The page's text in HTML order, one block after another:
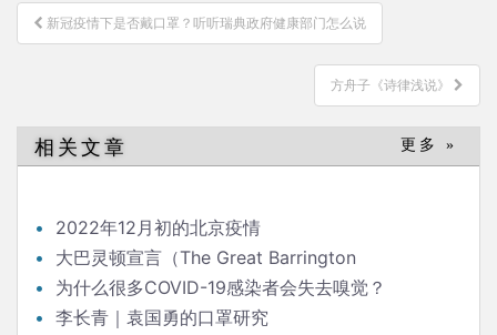
文
章
新冠疫情下是否戴口罩？听听瑞典政府健康部门怎么说
方舟子《诗律浅说》
相关文章 更多 »
2022年12月初的北京疫情
大巴灵顿宣言（The Great Barrington
Declaration）
为什么很多COVID-19感染者会失去嗅觉？
李长青｜袁国勇的口罩研究